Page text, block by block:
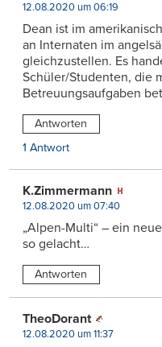
12.08.2020 um 06:19
Dean ist im
an Internaten im
gleichzustellen. Es
Schüler/Studenten, die
Betreuungsaufgaben
Antworten
1 Antwort
K.Zimmermann
12.08.2020 um 07:40
„Alpen-Multi“ – ein
so gelacht…
Antworten
TheoDorant
12.08.2020 um 11:37